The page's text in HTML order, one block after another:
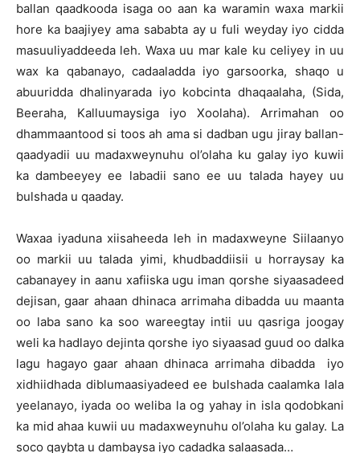
ballan qaadkooda isaga oo aan ka waramin waxa markii
hore ka baajiyey ama sababta ay u fuli weyday iyo cidda
masuuliyaddeeda leh. Waxa uu mar kale ku celiyey in uu
wax ka qabanayo, cadaaladda iyo garsoorka, shaqo u
abuuridda dhalinyarada iyo kobcinta dhaqaalaha, (Sida,
Beeraha, Kalluumaysiga iyo Xoolaha). Arrimahan oo
dhammaantood si toos ah ama si dadban ugu jiray ballan-
qaadyadii uu madaxweynuhu ol’olaha ku galay iyo kuwii
ka dambeeyey ee labadii sano ee uu talada hayey uu
bulshada u qaaday.
Waxaa iyaduna xiisaheeda leh in madaxweyne Siilaanyo
oo markii uu talada yimi, khudbaddiisii u horraysay ka
cabanayey in aanu xafiiska ugu iman qorshe siyaasadeed
dejisan, gaar ahaan dhinaca arrimaha dibadda uu maanta
oo laba sano ka soo wareegtay intii uu qasriga joogay
weli ka hadlayo dejinta qorshe iyo siyaasad guud oo dalka
lagu hagayo gaar ahaan dhinaca arrimaha dibadda iyo
xidhiidhada diblumaasiyadeed ee bulshada caalamka lala
yeelanayo, iyada oo weliba la og yahay in isla qodobkani
ka mid ahaa kuwii uu madaxweynuhu ol’olaha ku galay. La
soco qaybta u dambaysa iyo cadadka salaasada…